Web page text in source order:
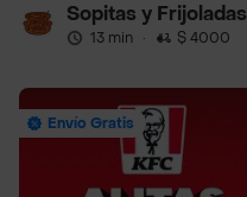
Sopitas y Frijoladas
13 min · $ 4000
Envío Gratis